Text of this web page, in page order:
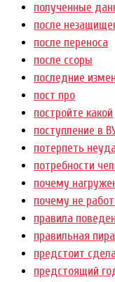
полученные
после
после переноса
после ссоры
последние
пост про
постройте какой
поступление в
потерпеть
потребности
почему
почему не
правила
правильная
предстоит
предстоящий